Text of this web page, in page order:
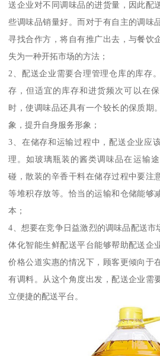
送企业对不同调味品的进货量，因此配
些调味品销量好。而对于有自主的调味
寻找合作方，将自有推广出去，与餐饮
失为一种开拓市场的方法；
2、配送企业需要合理管理仓库的库存
存，但适宜的库存和进货频次可以在
时，使调味品还具有一个较长的保质期
象，提升自身服务形象；
3、在储存和运输过程中，配送企业应
理。如玻璃瓶装的酱类调味品在运输
碰，散装的辛香干料在储存过程中要注
等堆积存放等。恰当的运输和仓储能够
本；
4、想要在竞争日益激烈的调味品配送市
体化智能生鲜配送平台能够帮助配送企
价格公道实惠的情况下，顾客更倾向于
有调料。从这个角度出发，配送企业需
立便捷的配送平台。